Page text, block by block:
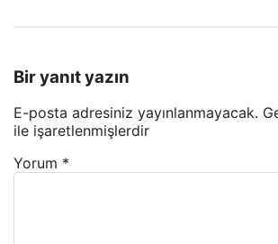
Bir yanıt yazın
E-posta adresiniz yayınlanmayacak.
ile işaretlenmişlerdir
Yorum *